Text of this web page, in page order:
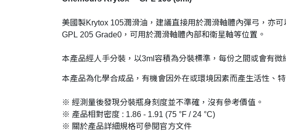
美國製Krytox 105潤滑油，建議直接用於潤滑軸體內彈弓，亦
GPL 205 Grade0，可用於潤滑軸體內部和衛星軸等位置。
本產品經人手分裝，以3ml容積為分裝標準，每份之間或會有微
本產品為化學合成品，有機會因外在或環境因素而產生活性、
※ 經測量後發現分裝瓶身刻度並不準確，沒有參考價值。
※ 產品相對密度 : 1.86 - 1.91 (75 °F / 24 °C)
※ 關於產品詳細規格可參閱官方文件